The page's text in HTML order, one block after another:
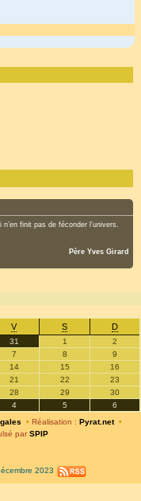
finit pas de féconder l’univers.
Père Yves Girard
V S D
31 1
2
7 8
9
14 15
16
21 22
23
28 29
30
4 5
6
• Réalisation : Pyrat.net •
par SPIP
2023